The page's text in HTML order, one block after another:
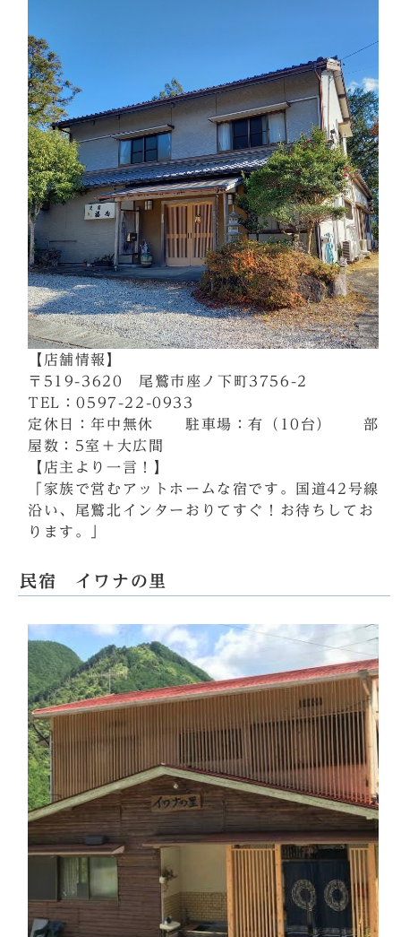
【店舗情報】
〒519-3620 尾鷲市座ノ下町3756-2
TEL：0597-22-0933
定休日：年中無休 駐車場：有（10台） 部
屋数：5室＋大広間
【店主より一言！】
「家族で営むアットホームな宿です。国道42号線
沿い、尾鷲北インターおりてすぐ！お待ちしてお
ります。」
民宿 イワナの里